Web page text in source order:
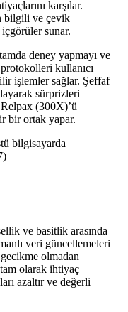
karşılar.
bilgili ve çevik
sunar.
deney yapmayı ve
kullanıcı
işlemler sağlar. Şeffaf
sürprizleri
(300X)’ü
bir ortak yapar.
ve basitlik arasında
veri güncellemeleri
olmadan
olarak ihtiyaç
azaltır ve değerli